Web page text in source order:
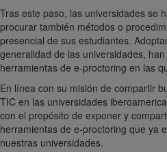
Tras este paso, las universidades se
procurar también métodos o
presencial de sus estudiantes.
generalidad de las universidades,
herramientas de e-proctoring en las
En línea con su misión de compartir
TIC en las universidades
con el propósito de exponer y
herramientas de e-proctoring que ya
nuestras universidades.